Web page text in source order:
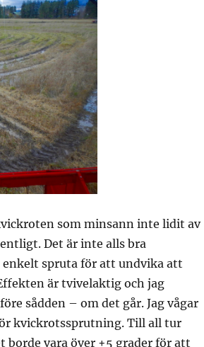
som minsann inte lidit av
Det är inte alls bra
spruta för att undvika att
är tvivelaktig och jag
sådden – om det går. Jag vågar
kvickrotssprutning. Till all tur
borde vara över +5 grader för att